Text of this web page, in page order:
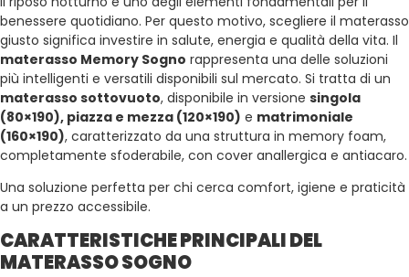
benessere quotidiano. Per questo motivo, scegliere il materasso
giusto significa investire in salute, energia e qualità della vita. Il
materasso Memory Sogno rappresenta una delle soluzioni
più intelligenti e versatili disponibili sul mercato. Si tratta di un
materasso sottovuoto, disponibile in versione singola
(80×190), piazza e mezza (120×190) e matrimoniale
(160×190), caratterizzato da una struttura in memory foam,
completamente sfoderabile, con cover anallergica e antiacaro.
Una soluzione perfetta per chi cerca comfort, igiene e praticità
a un prezzo accessibile.
CARATTERISTICHE PRINCIPALI DEL
MATERASSO SOGNO